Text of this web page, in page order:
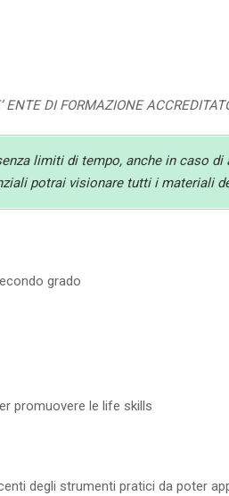
DI FORMAZIONE
limiti di tempo, anche in caso
potrai visionare tutti i
grado
promuovere le life skills
degli strumenti pratici da poter